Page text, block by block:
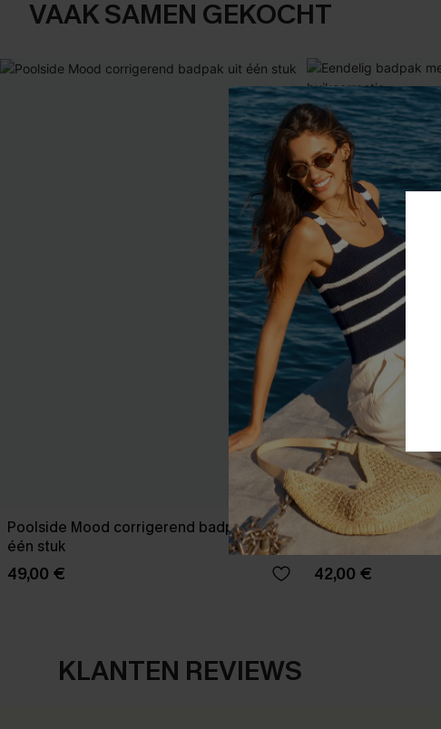
VAAK SAMEN GEKOCHT
Poolside Mood corrigerend badpak uit
één stuk
49,00 €
Eendelig badpak
42,00 €
KLANTEN REVIEWS